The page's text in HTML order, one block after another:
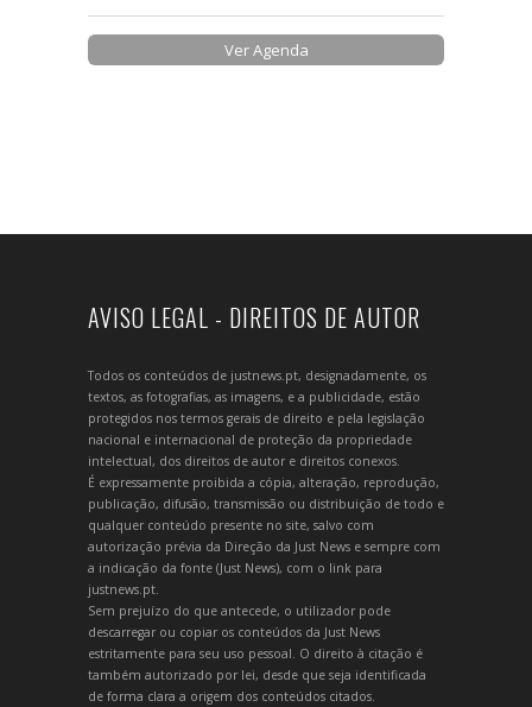
Ver Agenda
AVISO LEGAL - DIREITOS DE AUTOR
Todos os conteúdos de justnews.pt, designadamente, os
textos, as fotografias, as imagens, e a publicidade, estão
protegidos nos termos gerais de direito e pela legislação
nacional e internacional de proteção da propriedade
intelectual, dos direitos de autor e direitos conexos.
É expressamente proibida a cópia, alteração, reprodução,
publicação, difusão, transmissão ou distribuição de todo e
qualquer conteúdo presente no site, salvo com
autorização prévia da Direção da Just News e sempre com
a indicação da fonte (Just News), com o link para
justnews.pt.
Sem prejuízo do que antecede, o utilizador pode
descarregar ou copiar os conteúdos da Just News
estritamente para seu uso pessoal. O direito à citação é
também autorizado por lei, desde que seja identificada
de forma clara a origem dos conteúdos citados.